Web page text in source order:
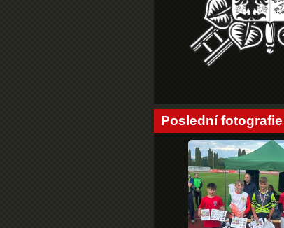
Poslední fotografie